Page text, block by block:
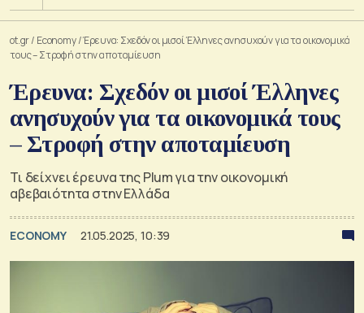
ot.gr/ Economy/Έρευνα: Σχεδόν οι μισοί Έλληνες ανησυχούν για τα οικονομικά
τους – Στροφή στην αποταμίευση
Έρευνα: Σχεδόν οι μισοί Έλληνες
ανησυχούν για τα οικονομικά τους
– Στροφή στην αποταμίευση
Τι δείχνει έρευνα της Plum για την οικονομική
αβεβαιότητα στην Ελλάδα
ECONOMY 21.05.2025, 10:39